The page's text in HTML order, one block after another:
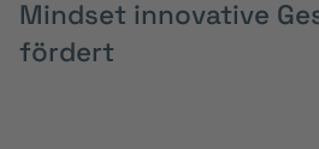
Mindset innovative
fördert